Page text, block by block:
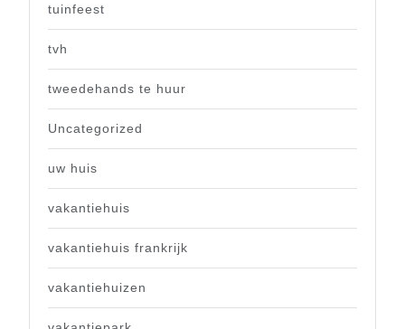
tuinfeest
tvh
tweedehands te huur
Uncategorized
uw huis
vakantiehuis
vakantiehuis frankrijk
vakantiehuizen